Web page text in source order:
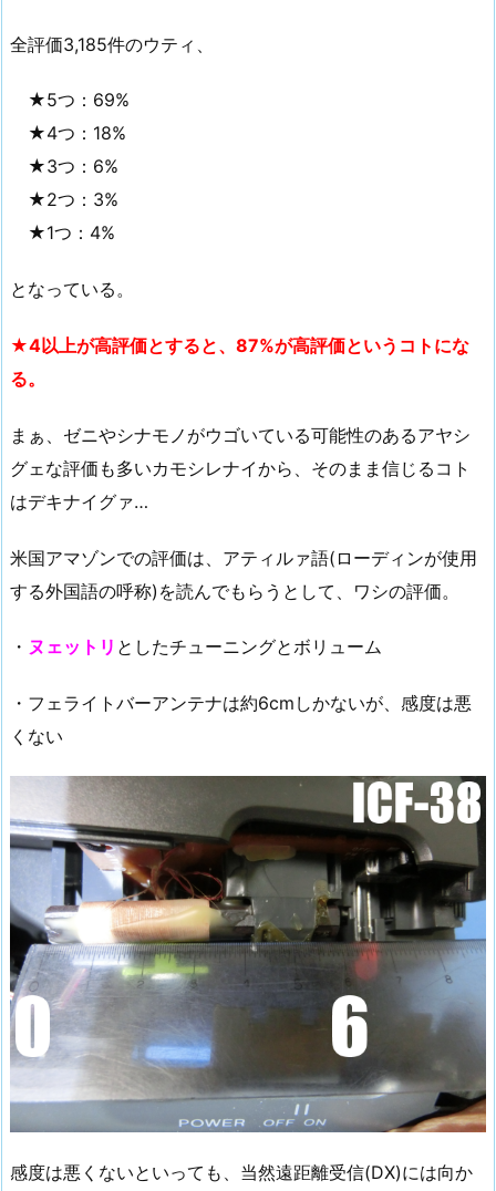
全評価3,185件のウティ、
★5つ：69%
★4つ：18%
★3つ：6%
★2つ：3%
★1つ：4%
となっている。
★4以上が高評価とすると、87%が高評価というコトにな
る。
まぁ、ゼニやシナモノがウゴいている可能性のあるアヤシ
グェな評価も多いカモシレナイから、そのまま信じるコト
はデキナイグァ…
米国アマゾンでの評価は、アティルァ語(ローディンが使用
する外国語の呼称)を読んでもらうとして、ワシの評価。
・ ヌェットリ としたチューニングとボリューム
・フェライトバーアンテナは約6cmしかないが、感度は悪
くない
感度は悪くないといっても、当然遠距離受信(DX)には向か